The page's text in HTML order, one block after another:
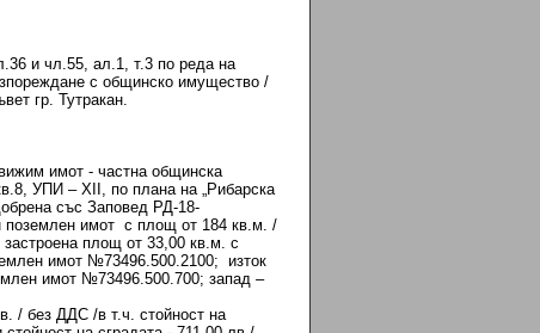
и чл.55, ал.1, т.3 по реда на
с общинско имущество /
гр. Тутракан.
имот - частна общинска
УПИ – ХІІ, по плана на „Рибарска
със Заповед РД-18-
поземлен имот с площ от 184 кв.м. /
площ от 33,00 кв.м. с
имот №73496.500.2100; изток
имот №73496.500.700; запад –
/ без ДДС /в т.ч. стойност на